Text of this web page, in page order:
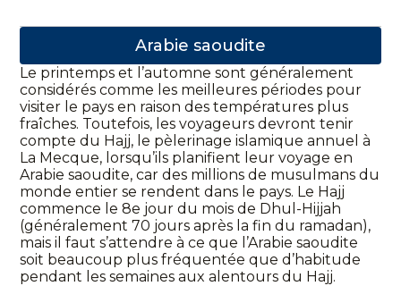
Arabie saoudite
Le printemps et l’automne sont généralement
considérés comme les meilleures périodes pour
visiter le pays en raison des températures plus
fraîches. Toutefois, les voyageurs devront tenir
compte du Hajj, le pèlerinage islamique annuel à
La Mecque, lorsqu’ils planifient leur voyage en
Arabie saoudite, car des millions de musulmans du
monde entier se rendent dans le pays. Le Hajj
commence le 8e jour du mois de Dhul-Hijjah
(généralement 70 jours après la fin du ramadan),
mais il faut s’attendre à ce que l’Arabie saoudite
soit beaucoup plus fréquentée que d’habitude
pendant les semaines aux alentours du Hajj.